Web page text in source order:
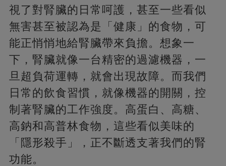
視了對腎臟的日常呵護，甚至一些看似
無害甚至被認為是「健康」的食物，可
能正悄悄地給腎臟帶來負擔。想象一
下，腎臟就像一台精密的過濾機器，一
旦超負荷運轉，就會出現故障。而我們
日常的飲食習慣，就像機器的開關，控
制著腎臟的工作強度。高蛋白、高糖、
高鈉和高普林食物，這些看似美味的
「隱形殺手」，正不斷透支著我們的腎
功能。